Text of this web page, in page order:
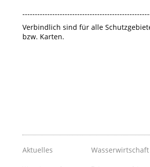
Verbindlich sind für alle
bzw. Karten.
Aktuelles Wasserwirtschaft